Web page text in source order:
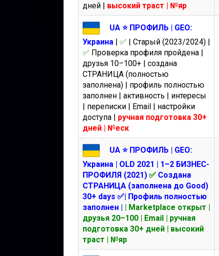
дней | высокий траст | №яр
UA ⭐️ ПРОФИЛЬ | GEO:
Украина | ✅ | Старый (2023/2024) |
✅ Проверка профиля пройдена |
друзья 10–100+ | создана
СТРАНИЦА (полностью
заполнена) | профиль полностью
заполнен | активность | интересы
| переписки | Email | настройки
доступа | ручная подготовка 30+
дней | №еск
UA ⭐️ ПРОФИЛЬ | GEO:
Украина | OLD 2021 | 1–2 БИЗНЕС-
ПРОФИЛЯ (2021) ✅ Создана
СТРАНИЦА (заполнена до Good)
30+ days ✅| Профиль полностью
заполнен | | Marketplace открыт |
друзья 20–100 | Email | ручная
подготовка 30+ дней | высокий
траст | №яр